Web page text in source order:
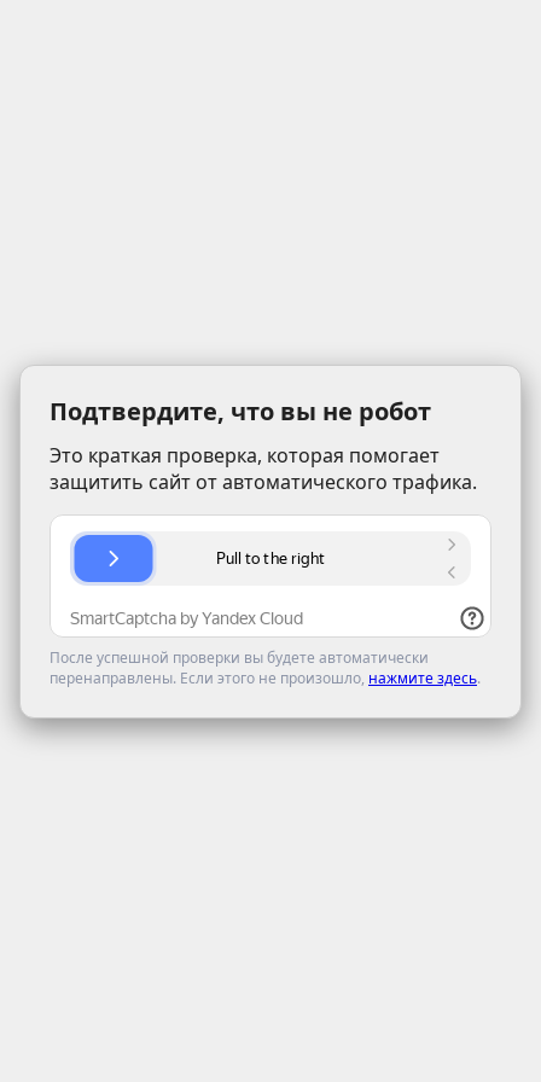
Подтвердите, что вы не робот
Это краткая проверка, которая помогает
защитить сайт от автоматического трафика.
После успешной проверки вы будете автоматически
перенаправлены. Если этого не произошло, нажмите здесь.